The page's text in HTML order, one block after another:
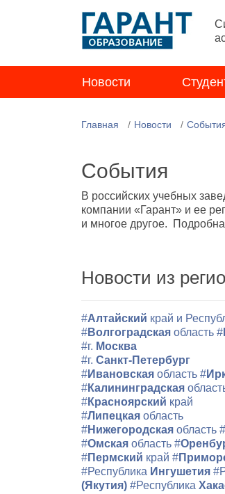
Новости
Главная Новости
События
В российских учебных
компании «Гарант» и ее
и многое другое.
Новости из
#Алтайский край и
#Волгоградская область #
#г. Москва
#г. Санкт-Петербург
#Ивановская область #
#Калининградская
#Красноярский край
#Липецкая область
#Нижегородская область #
#Омская область #
#Пермский край #
#Республика Ингушетия
(Якутия) #Республика